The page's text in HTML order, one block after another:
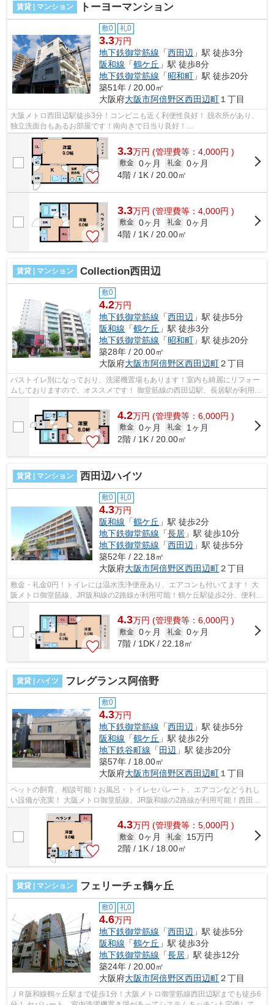
賃貸 | マンション トーヨーマンション
敷0 礼0
3.3万円
地下鉄御堂筋線 「西田辺 」駅 徒歩3分
阪和線 「鶴ケ丘 」駅 徒歩8分
地下鉄御堂筋線 「昭和町 」駅 徒歩20分
築51年 / 20.00㎡
大阪府大阪市阿倍野区西田辺町１丁目
大阪メトロ西田辺駅徒歩3分！コンビニも近く利便性良好！ 脱衣所があり、
独立洗面台もあるお部屋です！南向きで日当り良好！
■□■□■□■□■□■□■□■□■□■□■□■□■□■□■□■□■□■□■□■□ ご覧いただき...
3.3万円 (管理費等：4,000円 )
敷金 0ヶ月 礼金 0ヶ月
4階 / 1K / 20.00㎡
3.3万円 (管理費等：4,000円 )
敷金 0ヶ月 礼金 0ヶ月
4階 / 1K / 20.00㎡
賃貸 | マンション Collection西田辺
敷0
4.2万円
地下鉄御堂筋線 「西田辺 」駅 徒歩5分
阪和線 「鶴ケ丘 」駅 徒歩3分
地下鉄御堂筋線 「昭和町 」駅 徒歩20分
築28年 / 20.00㎡
大阪府大阪市阿倍野区西田辺町２丁目
バストイレ別になっており、洗濯機置場もあります！室内も綺麗にリフォー
ムしておりますので、オススメです！ 御堂筋線の西田辺駅、長居駅が利用で
4.2万円 (管理費等：6,000円 )
敷金 0ヶ月 礼金
1ヶ月
2階 / 1K / 20.00㎡
賃貸 | マンション 西田辺ハイツ
敷0 礼0
4.3万円
阪和線 「鶴ケ丘 」駅 徒歩2分
地下鉄御堂筋線 「長居 」駅 徒歩10分
地下鉄御堂筋線 「西田辺 」駅 徒歩5分
築52年 / 22.18㎡
大阪府大阪市阿倍野区西田辺町２丁目
敷金・礼金0円！トイレには温水洗浄便座あり、エアコンも付いてます！ 大
阪メトロ御堂筋線、JR阪和線の2路線が利用可能！鶴ケ丘駅徒歩2分、便利な
4.3万円 (管理費等：6,000円 )
敷金 0ヶ月 礼金 0ヶ月
7階 / 1DK / 22.18㎡
賃貸 | ハイツ フレグランス阿倍野
敷0
4.3万円
地下鉄御堂筋線 「西田辺 」駅 徒歩5分
阪和線 「鶴ケ丘 」駅 徒歩2分
地下鉄谷町線 「 田辺 」駅 徒歩20分
築57年 / 18.00㎡
大阪府大阪市阿倍野区西田辺町 １丁目
ペットの飼育、相談可能！お風呂・トイレセパレート、エアコンなどうれし
い設備が充実！ 大阪メトロ御堂筋線、JR阪和線の2路線が利用可能！西田辺
駅徒歩圏内です！ ■□■□■□■□■□■□■□■□...
4.3万円 (管理費等：5,000円 )
敷金 0ヶ月 礼金
15万円
2階 / 1K / 18.00㎡
賃貸 | マンション フェリーチェ鶴ヶ丘
敷0 礼0
4.6万円
地下鉄御堂筋線 「西田辺 」駅 徒歩5分
阪和線 「鶴ケ丘 」駅 徒歩3分
地下鉄御堂筋線 「長居 」駅 徒歩12分
築24年 / 20.00㎡
大阪府大阪市阿倍野区西田辺町２丁目
ＪＲ阪和線鶴ヶ丘駅まで徒歩1分！大阪メトロ御堂筋線西田辺駅までも徒歩6